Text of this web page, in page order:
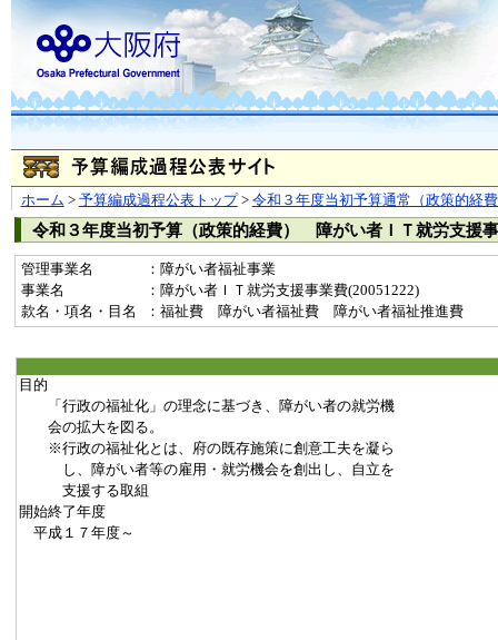
ホーム > 予算編成過程公表トップ> 令和３年度当初予算通常（政策的経
令和３年度当初予算（政策的経費） 障がい者ＩＴ就労支援
管理事業名
：障がい者福祉事業
事業名
：障がい者ＩＴ就労支援事業費(20051222)
款名・項名・目名
：福祉費 障がい者福祉費 障がい者福祉推進費
目的
「行政の福祉化」の理念に基づき、障がい者の就労機
会の拡大を図る。
※行政の福祉化とは、府の既存施策に創意工夫を凝ら
し、障がい者等の雇用・就労機会を創出し、自立を
支援する取組
開始終了年度
平成１７年度～